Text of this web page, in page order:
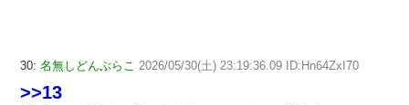
30: 名無しどんぶらこ 2026/05/30(土) 23:19:36.09 ID:Hn64ZxI70
>>13